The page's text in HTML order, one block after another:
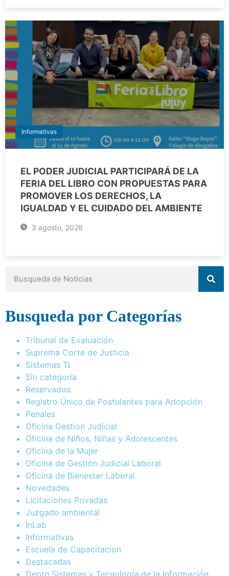
Informativas
EL PODER JUDICIAL PARTICIPARÁ DE LA
FERIA DEL LIBRO CON PROPUESTAS PARA
PROMOVER LOS DERECHOS, LA
IGUALDAD Y EL CUIDADO DEL AMBIENTE
3 agosto, 2026
Busqueda por Categorías
Tribunal de Evaluación
Suprema Corte de Justicia
Sistemas TI
Sin categoría
Reservados
Registro Único de Postulantes para Adopción
Penales
Oficina Gestion Judicial
Oficina de Niños, Niñas y Adolescentes
Oficina de la Mujer
Oficina de Gestión Judicial Laboral
Oficina de Bienestar Laboral
Novedades
Licitaciones Privadas
Juzgado ambiental
InLab
Informativas
Escuela de Capacitacion
Destacadas
Depto.Sistemas y Tecnología de la Información